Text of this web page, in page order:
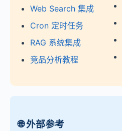
Web Search 集成
Cron 定时任务
RAG 系统集成
竞品分析教程
🌐 外部参考